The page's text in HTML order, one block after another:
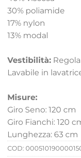
30% poliamide
17% nylon
13% modal
Vestibilità:
Lavabile in
Misure:
Giro Seno: 120 cm
Giro Fianchi: 120
Lunghezza: 63 cm
COD: